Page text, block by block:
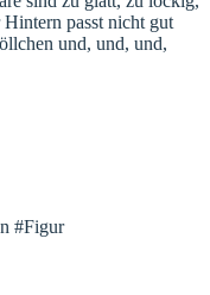
passt nicht gut
und, und, und,
#Figur